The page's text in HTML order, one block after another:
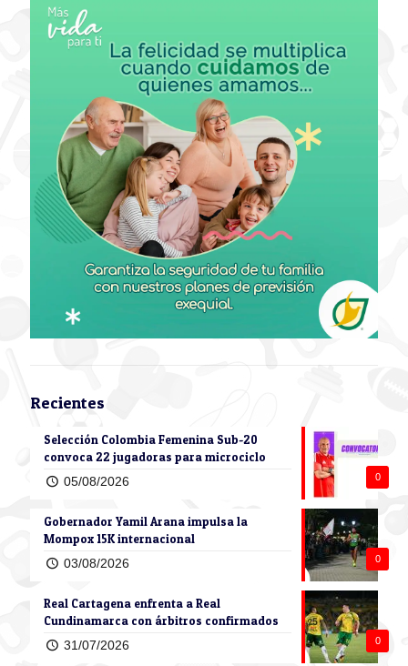
Recientes
0
Selección Colombia Femenina Sub-20
convoca 22 jugadoras para microciclo
05/08/2026
0
Gobernador Yamil Arana impulsa la
Mompox 15K internacional
03/08/2026
0
Real Cartagena enfrenta a Real
Cundinamarca con árbitros confirmados
31/07/2026